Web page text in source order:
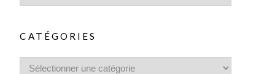
CATÉGORIES